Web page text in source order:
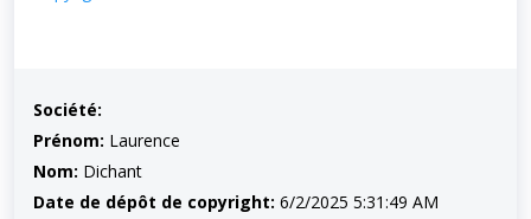
Société:
Prénom: Laurence
Nom: Dichant
Date de dépôt de copyright: 6/2/2025 5:31:49 AM